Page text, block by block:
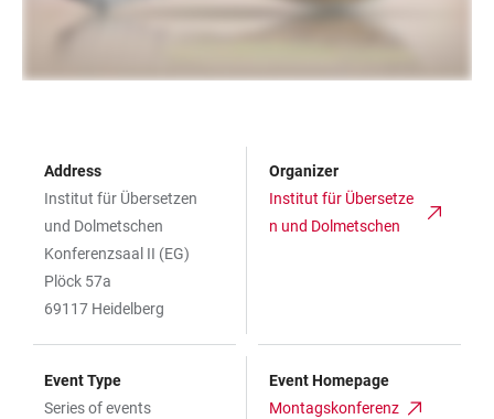
Address
Institut für Übersetzen
und Dolmetschen
Konferenzsaal II (EG)
Plöck 57a
69117 Heidelberg
Organizer
Institut für Übersetze
n und Dolmetschen
Event Type
Series of events
Event Homepage
Montagskonferenz